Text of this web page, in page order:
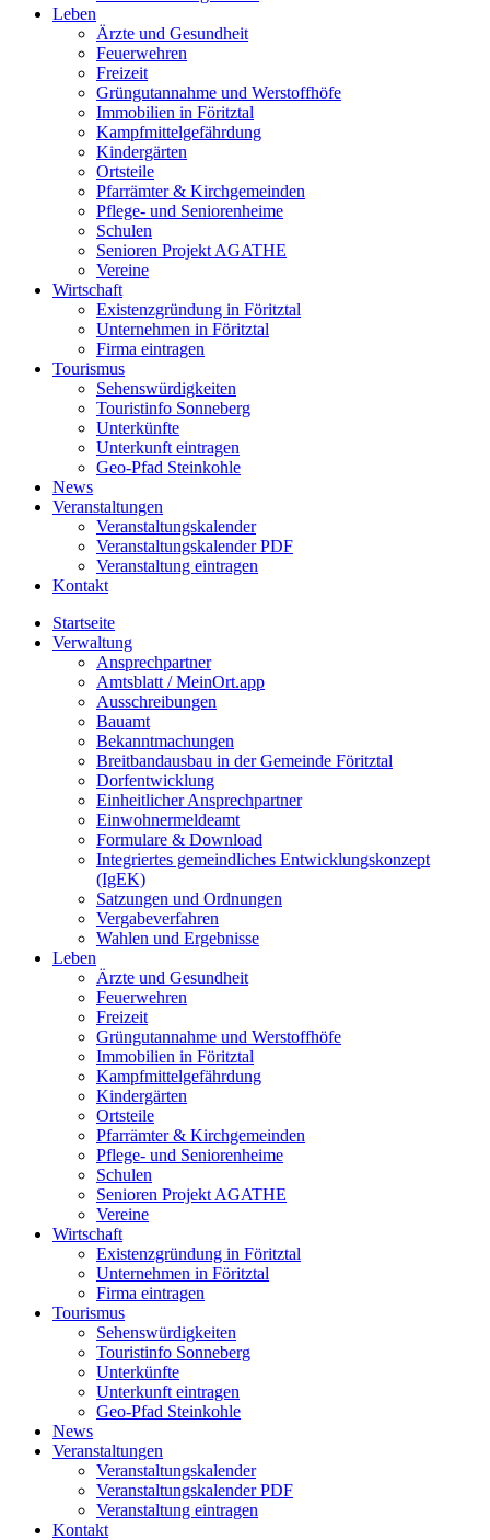
Leben
Ärzte und Gesundheit
Feuerwehren
Freizeit
Grüngutannahme und Werstoffhöfe
Immobilien in Föritztal
Kampfmittelgefährdung
Kindergärten
Ortsteile
Pfarrämter & Kirchgemeinden
Pflege- und Seniorenheime
Schulen
Senioren Projekt AGATHE
Vereine
Wirtschaft
Existenzgründung in Föritztal
Unternehmen in Föritztal
Firma eintragen
Tourismus
Sehenswürdigkeiten
Touristinfo Sonneberg
Unterkünfte
Unterkunft eintragen
Geo-Pfad Steinkohle
News
Veranstaltungen
Veranstaltungskalender
Veranstaltungskalender PDF
Veranstaltung eintragen
Kontakt
Startseite
Verwaltung
Ansprechpartner
Amtsblatt / MeinOrt.app
Ausschreibungen
Bauamt
Bekanntmachungen
Breitbandausbau in der Gemeinde Föritztal
Dorfentwicklung
Einheitlicher Ansprechpartner
Einwohnermeldeamt
Formulare & Download
Integriertes gemeindliches Entwicklungskonzept
(IgEK)
Satzungen und Ordnungen
Vergabeverfahren
Wahlen und Ergebnisse
Leben
Ärzte und Gesundheit
Feuerwehren
Freizeit
Grüngutannahme und Werstoffhöfe
Immobilien in Föritztal
Kampfmittelgefährdung
Kindergärten
Ortsteile
Pfarrämter & Kirchgemeinden
Pflege- und Seniorenheime
Schulen
Senioren Projekt AGATHE
Vereine
Wirtschaft
Existenzgründung in Föritztal
Unternehmen in Föritztal
Firma eintragen
Tourismus
Sehenswürdigkeiten
Touristinfo Sonneberg
Unterkünfte
Unterkunft eintragen
Geo-Pfad Steinkohle
News
Veranstaltungen
Veranstaltungskalender
Veranstaltungskalender PDF
Veranstaltung eintragen
Kontakt